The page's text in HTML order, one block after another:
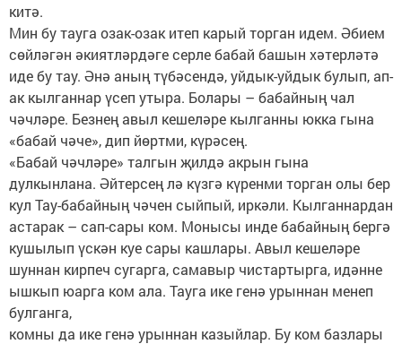
китә.
Мин бу тауга озак-озак итеп карый торган идем. Әбием
сөйләгән әкиятләрдәге серле бабай башын хәтерләтә
иде бу тау. Әнә аның түбәсендә, уйдык-уйдык булып, ап-
ак кылганнар үсеп утыра. Болары – бабайның чал
чәчләре. Безнең авыл кешеләре кылганны юкка гына
«бабай чәче», дип йөртми, күрәсең.
«Бабай чәчләре» талгын җилдә акрын гына
дулкынлана. Әйтерсең лә күзгә күренми торган олы бер
кул Тау-бабайның чәчен сыйпый, иркәли. Кылганнардан
астарак – сап-сары ком. Монысы инде бабайның бергә
кушылып үскән куе сары кашлары. Авыл кешеләре
шуннан кирпеч сугарга, самавыр чистартырга, идәнне
ышкып юарга ком ала. Тауга ике генә урыннан менеп
булганга,
комны да ике генә урыннан казыйлар. Бу ком базлары